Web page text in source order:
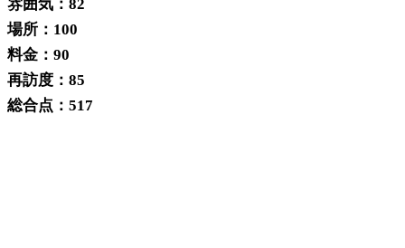
雰囲気：82
場所：100
料金：90
再訪度：85
総合点：517